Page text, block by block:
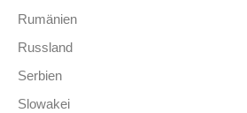
Rumänien
Russland
Serbien
Slowakei